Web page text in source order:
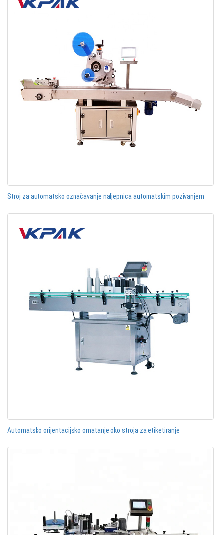
Stroj za automatsko označavanje naljepnica automatskim pozivanjem
Automatsko orijentacijsko omatanje oko stroja za etiketiranje